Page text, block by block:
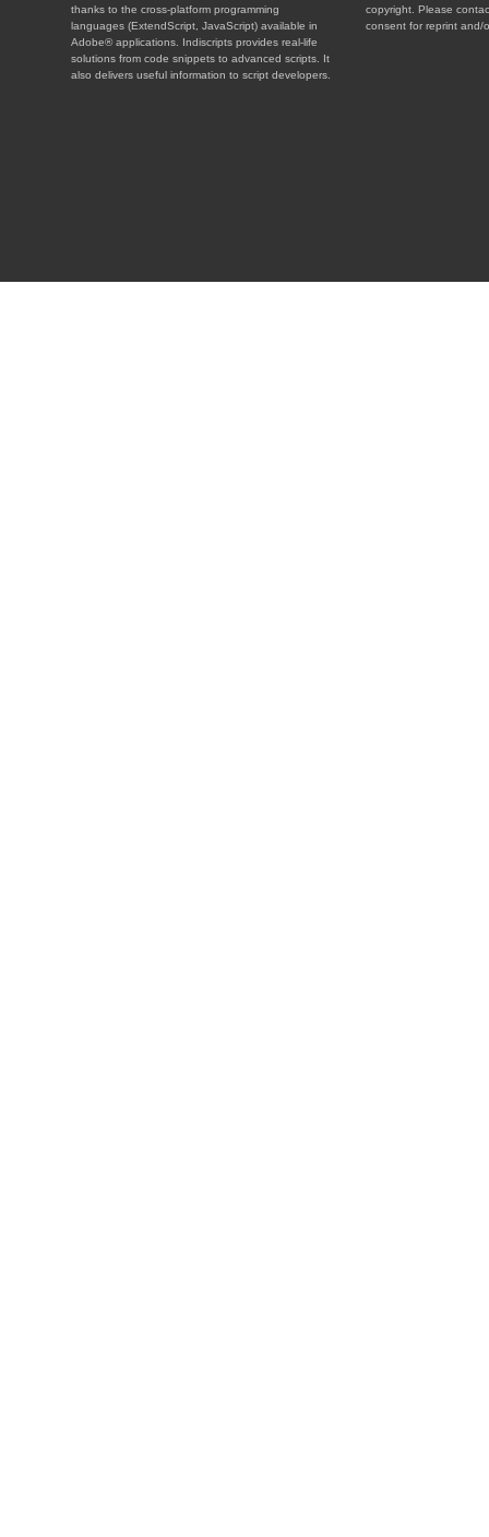
thanks to the cross-platform programming
languages (ExtendScript, JavaScript) available in
Adobe® applications. Indiscripts provides real-life
solutions from code snippets to advanced scripts. It
also delivers useful information to script developers.
copyright. Please
consent for reprint and/